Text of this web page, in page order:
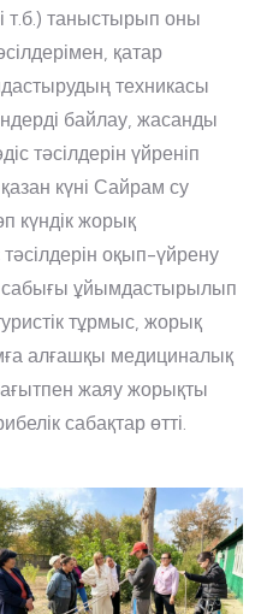
т.б.) таныстырып оны
қатар
техникасы
байлау, жасанды
тәсілдерін үйреніп
күні Сайрам су
күндік жорық
оқып-үйрену
сабығы ұйымдастырылып
тұрмыс, жорық
алғашқы медициналық
жаяу жорықты
сабақтар өтті.